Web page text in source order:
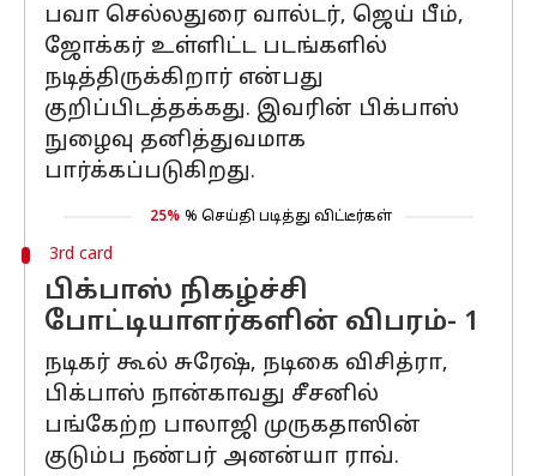
பவா செல்லதுரை வால்டர், ஜெய் பீம்,
ஜோக்கர் உள்ளிட்ட படங்களில்
நடித்திருக்கிறார் என்பது
குறிப்பிடத்தக்கது. இவரின் பிக்பாஸ்
நுழைவு தனித்துவமாக
பார்க்கப்படுகிறது.
25% % செய்தி படித்து விட்டீர்கள்
3rd card
பிக்பாஸ் நிகழ்ச்சி
போட்டியாளர்களின் விபரம்- 1
நடிகர் கூல் சுரேஷ், நடிகை விசித்ரா,
பிக்பாஸ் நான்காவது சீசனில்
பங்கேற்ற பாலாஜி முருகதாஸின்
குடும்ப நண்பர் அனன்யா ராவ்.